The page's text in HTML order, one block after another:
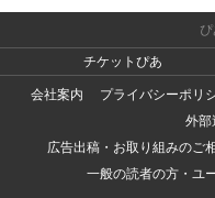
チケットぴあ
会社案内
プライバシーポリ
外部
広告出稿・お取り組みのご
一般の読者の方・ユ